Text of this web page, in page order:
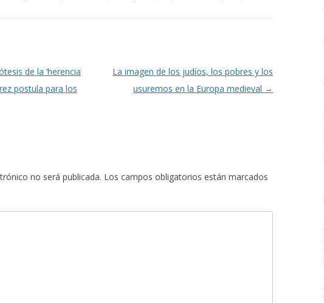
de la ‘herencia
postula para los
La imagen de los judíos, los pobres y los
usuremos en la Europa medieval →
no será publicada. Los campos obligatorios están marcados